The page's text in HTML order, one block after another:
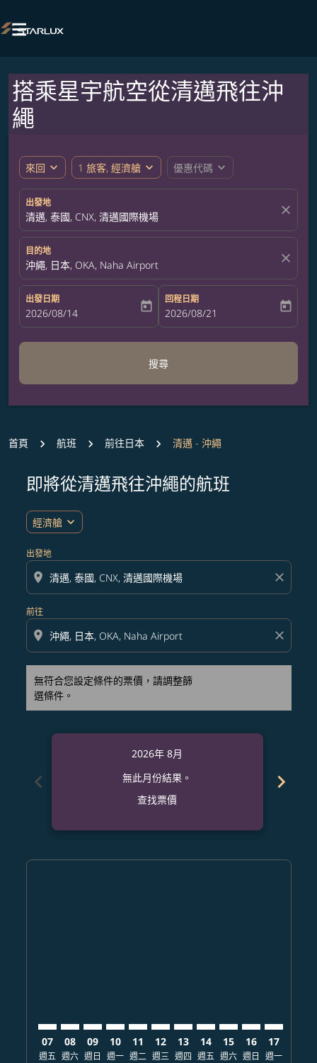

搭乘星宇航空從清邁飛往沖
繩
來回 expand_more 1 旅客, 經濟艙 expand_more 優惠代碼 expand_more
出發地
清邁, 泰國, CNX, 清邁國際機場 close
目的地
沖繩, 日本, OKA, Naha Airport close
出發日期
fc-booking-departure-date-aria-label
2026/08/14 today
回程日期
fc-booking-return-date-aria-label
2026/08/21 today
搜尋
首頁 航班 前往日本 清邁 - 沖繩
即將從清邁飛往沖繩的航班
經濟艙 expand_more
出發地
location_on close
前往
location_on close
無符合您設定條件的票價，請調整篩
選條件。
無符合您設定條件的票價，請調整篩選條件。
chevron_left
2026年 8月
無此月份結果。
查找票價
chevron_right
07
週五
08
週六
09
週日
10
週一
11
週二
12
週三
13
週四
14
週五
15
週六
16
週日
17
週一